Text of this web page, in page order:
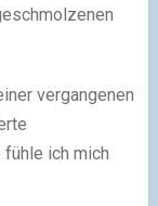
vergangenen
fühle ich mich